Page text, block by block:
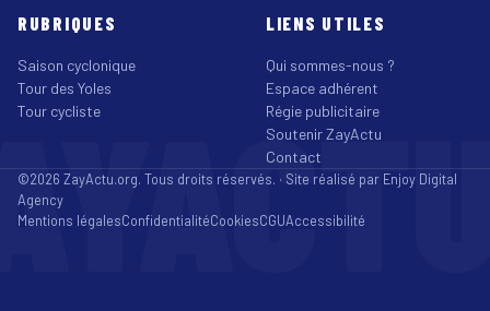
RUBRIQUES
Saison cyclonique
Tour des Yoles
Tour cycliste
LIENS UTILES
Qui sommes-nous ?
Espace adhérent
Régie publicitaire
Soutenir ZayActu
Contact
©2026 ZayActu.org. Tous droits réservés. · Site réalisé par Enjoy Digital
Agency
Mentions légalesConfidentialitéCookiesCGUAccessibilité